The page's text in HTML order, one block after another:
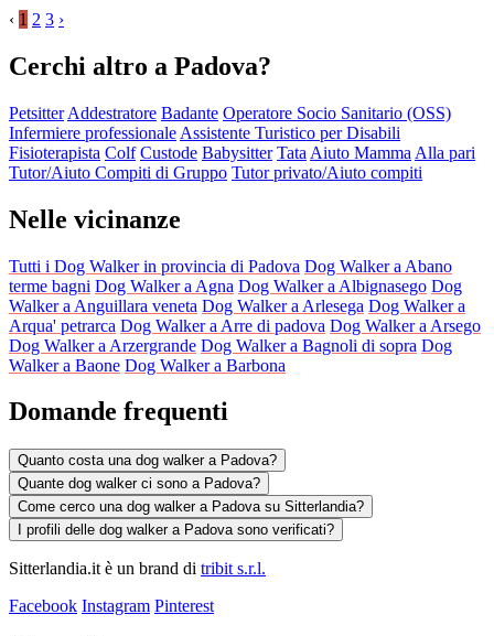
‹ 1 2 3 ›
Cerchi altro a Padova?
Petsitter Addestratore Badante Operatore Socio Sanitario (OSS)
Infermiere professionale Assistente Turistico per Disabili
Fisioterapista Colf Custode Babysitter Tata Aiuto Mamma Alla pari
Tutor/Aiuto Compiti di Gruppo Tutor privato/Aiuto compiti
Nelle vicinanze
Tutti i Dog Walker in provincia di Padova Dog Walker a Abano
terme bagni Dog Walker a Agna Dog Walker a Albignasego Dog
Walker a Anguillara veneta Dog Walker a Arlesega Dog Walker a
Arqua' petrarca Dog Walker a Arre di padova Dog Walker a Arsego
Dog Walker a Arzergrande Dog Walker a Bagnoli di sopra Dog
Walker a Baone Dog Walker a Barbona
Domande frequenti
Quanto costa una dog walker a Padova?
Quante dog walker ci sono a Padova?
Come cerco una dog walker a Padova su Sitterlandia?
I profili delle dog walker a Padova sono verificati?
Sitterlandia.it è un brand di tribit s.r.l.
Facebook Instagram Pinterest